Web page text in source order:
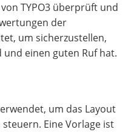
TYPO3 überprüft und
der
um sicherzustellen,
einen guten Ruf hat.
um das Layout
Eine Vorlage ist